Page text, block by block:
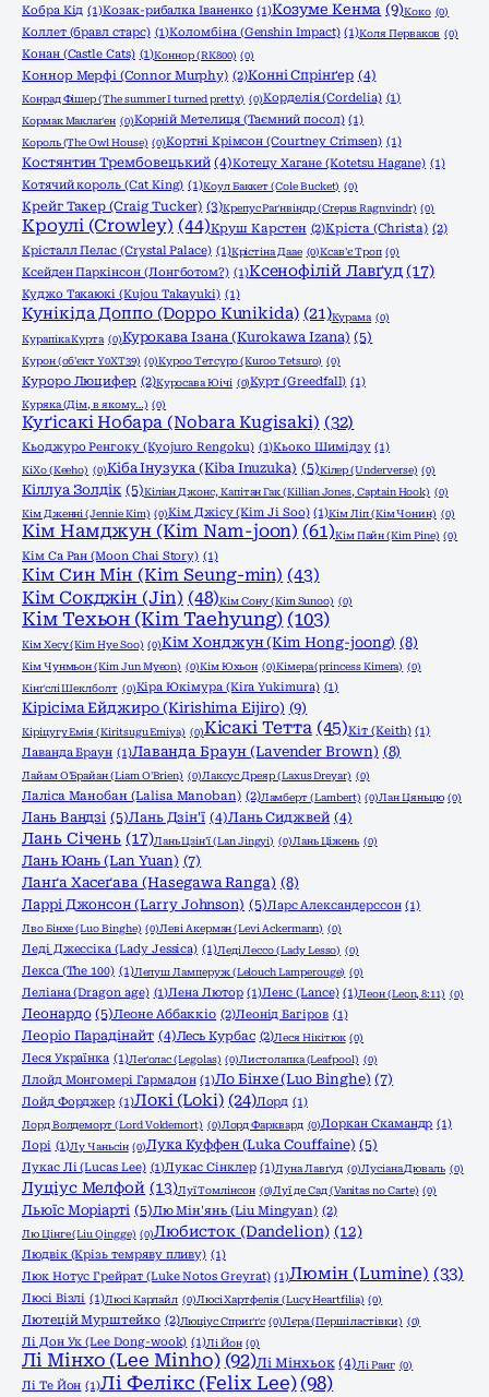
Кобра Кід (1)Козак-рибалка Іваненко (1)Козуме Кенма (9)Коко (0)
Коллет (бравл старс) (1)Коломбіна (Genshin Impact) (1)Коля Перваков (0)
Конан (Castle Cats) (1)Коннор (RK800) (0)
Коннор Мерфі (Connor Murphy) (2)Конні Спрінґер (4)
Конрад Фішер (The summer I turned pretty) (0)Корделія (Cordelia) (1)
Кормак Маклаґен (0)Корній Метелиця (Таємний посол) (1)
Король (The Owl House) (0)Кортні Крімсон (Courtney Crimsen) (1)
Костянтин Трембовецький (4)Котецу Хагане (Kotetsu Hagane) (1)
Котячий король (Cat King) (1)Коул Баккет (Cole Bucket) (0)
Крейг Такер (Craig Tucker) (3)Крепус Раґнвіндр (Crepus Ragnvindr) (0)
Кроулі (Crowley) (44)Круш Карстен (2)Кріста (Christa) (2)
Крісталл Пелас (Crystal Palace) (1)Крістіна Даае (0)Ксав'є Троп (0)
Ксейден Паркінсон (Лонгботом?) (1)Ксенофілій Лавґуд (17)
Куджо Такаюкі (Kujou Takayuki) (1)
Кунікіда Доппо (Doppo Kunikida) (21)Курама (0)
Курапіка Курта (0)Курокава Ізана (Kurokawa Izana) (5)
Курон (об'єкт Y0XT39) (0)Куроо Тетсуро (Kuroo Tetsuro) (0)
Куроро Люцифер (2)Куросава Юічі (0)Курт (Greedfall) (1)
Куряка (Дім, в якому…) (0)
Куґісакі Нобара (Nobara Kugisaki) (32)
Кьоджуро Ренгоку (Kyojuro Rengoku) (1)Кьоко Шимідзу (1)
КіХо (Keeho) (0)Кіба Інузука (Kiba Inuzuka) (5)Кілер (Underverse) (0)
Кіллуа Золдік (5)Кіліан Джонс, Капітан Гак (Killian Jones, Captain Hook) (0)
Кім Дженні (Jennie Kim) (0)Кім Джісу (Kim Ji Soo) (1)Кім Ліп (Кім Чонин) (0)
Кім Намджун (Kim Nam-joon) (61)Кім Пайн (Kim Pine) (0)
Кім Са Ран (Moon Chai Story) (1)
Кім Син Мін (Kim Seung-min) (43)
Кім Сокджін (Jin) (48)Кім Сону (Kim Sunoo) (0)
Кім Техьон (Kim Taehyung) (103)
Кім Хесу (Kim Hye Soo) (0)Кім Хонджун (Kim Hong-joong) (8)
Кім Чунмьон (Kim Jun Myeon) (0)Кім Юхьон (0)Кімера (princess Kimera) (0)
Кінґслі Шеклболт (0)Кіра Юкімура (Kira Yukimura) (1)
Кірісіма Ейджиро (Kirishima Eijiro) (9)
Кіріцугу Емія (Kiritsugu Emiya) (0)Кісакі Тетта (45)Кіт (Keith) (1)
Лаванда Браун (1)Лаванда Браун (Lavender Brown) (8)
Лайам О'Брайан (Liam O'Brien) (0)Лаксус Дреяр (Laxus Dreyar) (0)
Лаліса Манобан (Lalisa Manoban) (2)Ламберт (Lambert) (0)Лан Цяньцю (0)
Лань Вандзі (5)Лань Дзін'ї (4)Лань Сиджвей (4)
Лань Січень (17)Лань Цзін'ї (Lan Jingyi) (0)Лань Ціжень (0)
Лань Юань (Lan Yuan) (7)
Ланґа Хасеґава (Hasegawa Ranga) (8)
Ларрі Джонсон (Larry Johnson) (5)Ларс Александерссон (1)
Лво Бінхе (Luo Binghe) (0)Леві Акерман (Levi Ackermann) (0)
Леді Джессіка (Lady Jessica) (1)Леді Лессо (Lady Lesso) (0)
Лекса (The 100) (1)Лелуш Ламперуж (Lelouch Lamperouge) (0)
Леліана (Dragon age) (1)Лена Лютор (1)Ленс (Lance) (1)Леон (Leon, 8:11) (0)
Леонардо (5)Леоне Аббаккіо (2)Леонід Багіров (1)
Леоріо Парадінайт (4)Лесь Курбас (2)Леся Нікітюк (0)
Леся Українка (1)Леґолас (Legolas) (0)Листолапка (Leafpool) (0)
Ллойд Монгомері Гармадон (1)Ло Бінхе (Luo Binghe) (7)
Лойд Форджер (1)Локі (Loki) (24)Лорд (1)
Лорд Волдеморт (Lord Voldemort) (0)Лорд Фарквард (0)Лоркан Скамандр (1)
Лорі (1)Лу Чаньсін (0)Лука Куффен (Luka Couffaine) (5)
Лукас Лі (Lucas Lee) (1)Лукас Сінклер (1)Луна Лавґуд (0)Лусіана Дюваль (0)
Луціус Мелфой (13)Луї Томлінсон (0)Луї де Сад (Vanitas no Carte) (0)
Льюїс Моріарті (5)Лю Мін'янь (Liu Mingyan) (2)
Лю Цінге (Liu Qingge) (0)Любисток (Dandelion) (12)
Людвік (Крізь темряву пливу) (1)
Люк Нотус Грейрат (Luke Notos Greyrat) (1)Люмін (Lumine) (33)
Люсі Візлі (1)Люсі Карлайл (0)Люсі Хартфелія (Lucy Heartfilia) (0)
Лютецій Мурштейко (2)Люціус Сприґґс (0)Лєра (Перші ластівки) (0)
Лі Дон Ук (Lee Dong-wook) (1)Лі Йон (0)
Лі Мінхо (Lee Minho) (92)Лі Мінхьок (4)Лі Ранг (0)
Лі Те Йон (1)Лі Фелікс (Felix Lee) (98)